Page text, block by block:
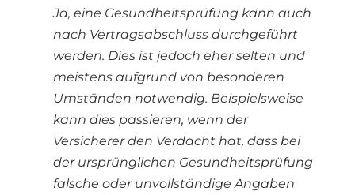
Ja, eine Gesundheitsprüfung kann auch
nach Vertragsabschluss durchgeführt
werden. Dies ist jedoch eher selten und
meistens aufgrund von besonderen
Umständen notwendig. Beispielsweise
kann dies passieren, wenn der
Versicherer den Verdacht hat, dass bei
der ursprünglichen Gesundheitsprüfung
falsche oder unvollständige Angaben